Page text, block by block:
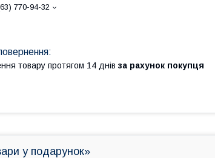
770-94-32
товару протягом 14 днів за рахунок покупця
у подарунок»